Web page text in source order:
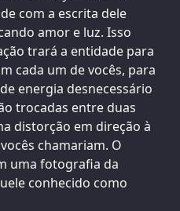
com a escrita dele
amor e luz. Isso
trará a entidade para
cada um de vocês, para
energia desnecessário
trocadas entre duas
distorção em direção à
chamariam. O
uma fotografia da
conhecido como